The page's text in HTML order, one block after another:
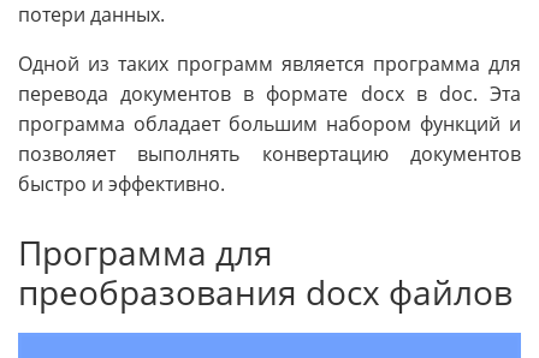
потери данных.
Одной из таких программ является программа для
перевода документов в формате docx в doc. Эта
программа обладает большим набором функций и
позволяет выполнять конвертацию документов
быстро и эффективно.
Программа для
преобразования docx файлов